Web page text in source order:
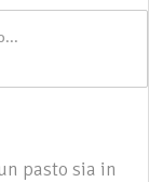
pasto sia in